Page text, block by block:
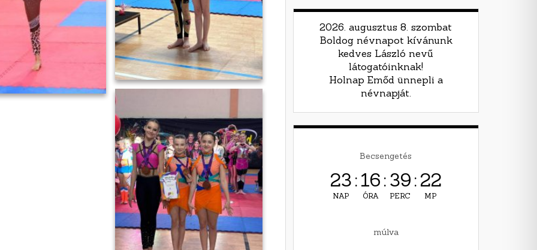
2026. augusztus 8. szombat
Boldog névnapot kívánunk
kedves László nevű
látogatóinknak!
Holnap Emőd ünnepli a
névnapját.
Becsengetés
23
NAP
:16
ÓRA
:39
PERC
:21
MP
múlva